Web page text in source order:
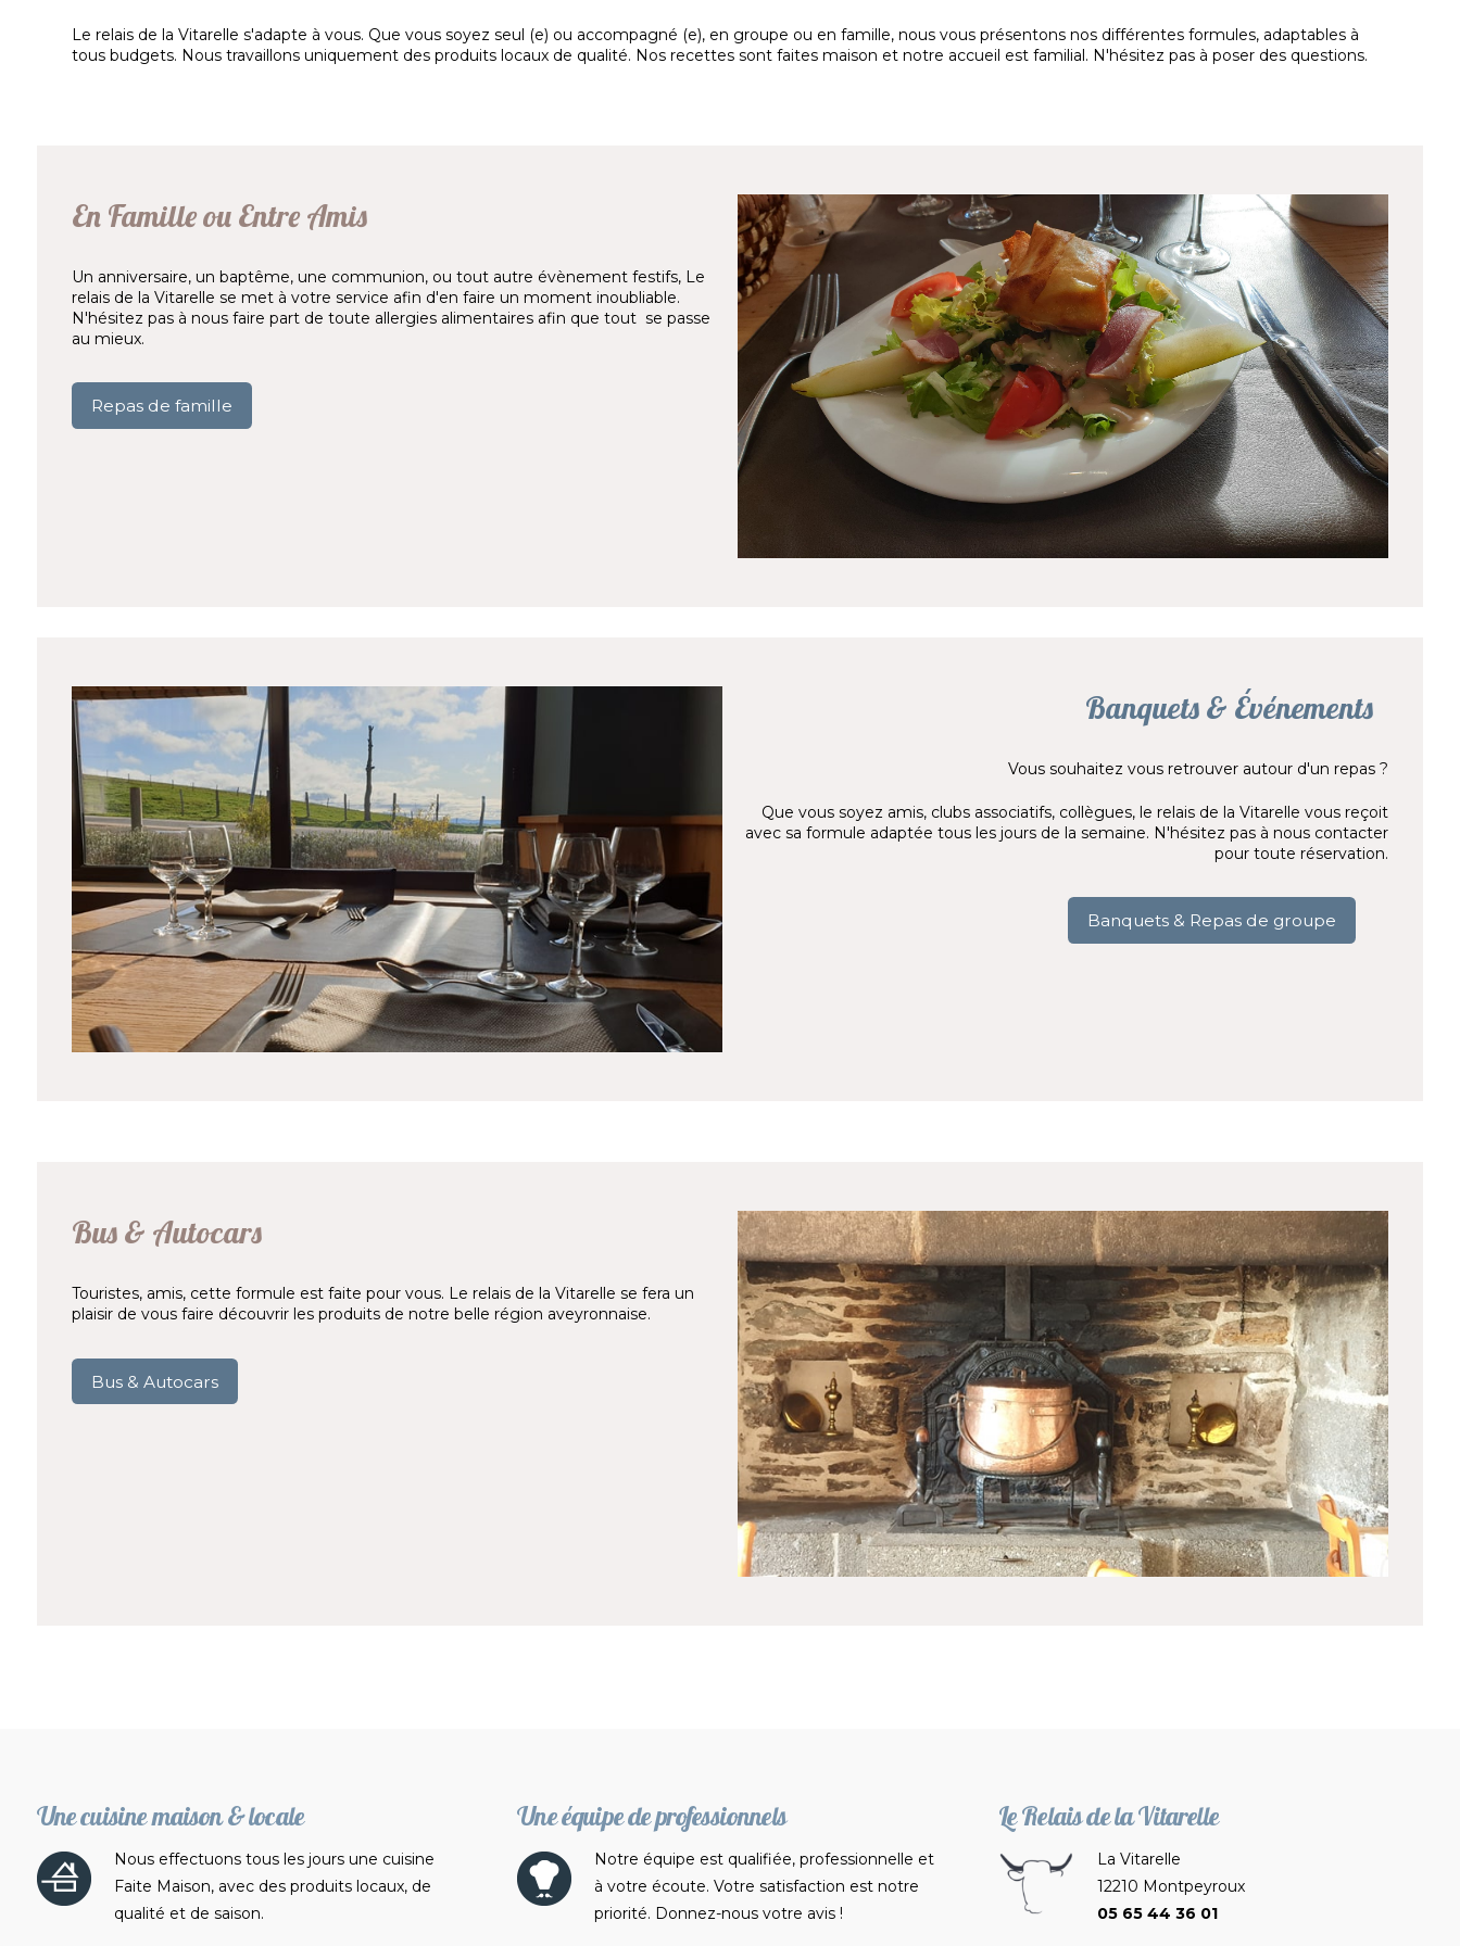
Le relais de la Vitarelle s'adapte à vous. Que vous soyez seul (e) ou accompagné (e), en groupe ou en famille, nous vous présentons nos différentes formules, adaptables à
tous budgets. Nous travaillons uniquement des produits locaux de qualité. Nos recettes sont faites maison et notre accueil est familial. N'hésitez pas à poser des questions.
En Famille ou Entre Amis
Un anniversaire, un baptême, une communion, ou tout autre évènement festifs, Le
relais de la Vitarelle se met à votre service afin d'en faire un moment inoubliable.
N'hésitez pas à nous faire part de toute allergies alimentaires afin que tout se passe
au mieux.
Repas de famille
Banquets & Événements
Vous souhaitez vous retrouver autour d'un repas ?
Que vous soyez amis, clubs associatifs, collègues, le relais de la Vitarelle vous reçoit
avec sa formule adaptée tous les jours de la semaine. N'hésitez pas à nous contacter
pour toute réservation.
Banquets & Repas de groupe
Bus & Autocars
Touristes, amis, cette formule est faite pour vous. Le relais de la Vitarelle se fera un
plaisir de vous faire découvrir les produits de notre belle région aveyronnaise.
Bus & Autocars
Une cuisine maison & locale
Nous effectuons tous les jours une cuisine
Faite Maison, avec des produits locaux, de
qualité et de saison.
Une équipe de professionnels
Notre équipe est qualifiée, professionnelle et
à votre écoute. Votre satisfaction est notre
priorité. Donnez-nous votre avis !
Le Relais de la Vitarelle
La Vitarelle
12210 Montpeyroux
05 65 44 36 01